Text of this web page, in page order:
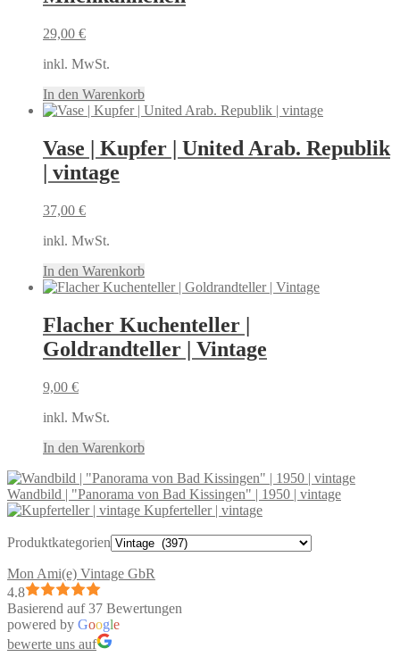
29,00 €
inkl. MwSt.
In den Warenkorb
Vase | Kupfer | United Arab. Republik
| vintage
37,00 €
inkl. MwSt.
In den Warenkorb
Flacher Kuchenteller |
Goldrandteller | Vintage
9,00 €
inkl. MwSt.
In den Warenkorb
Wandbild | "Panorama von Bad Kissingen" | 1950 | vintage
Kupferteller | vintage
Produktkategorien
Mon Ami(e) Vintage GbR
4.8
Basierend auf 37 Bewertungen
powered by Google
bewerte uns auf